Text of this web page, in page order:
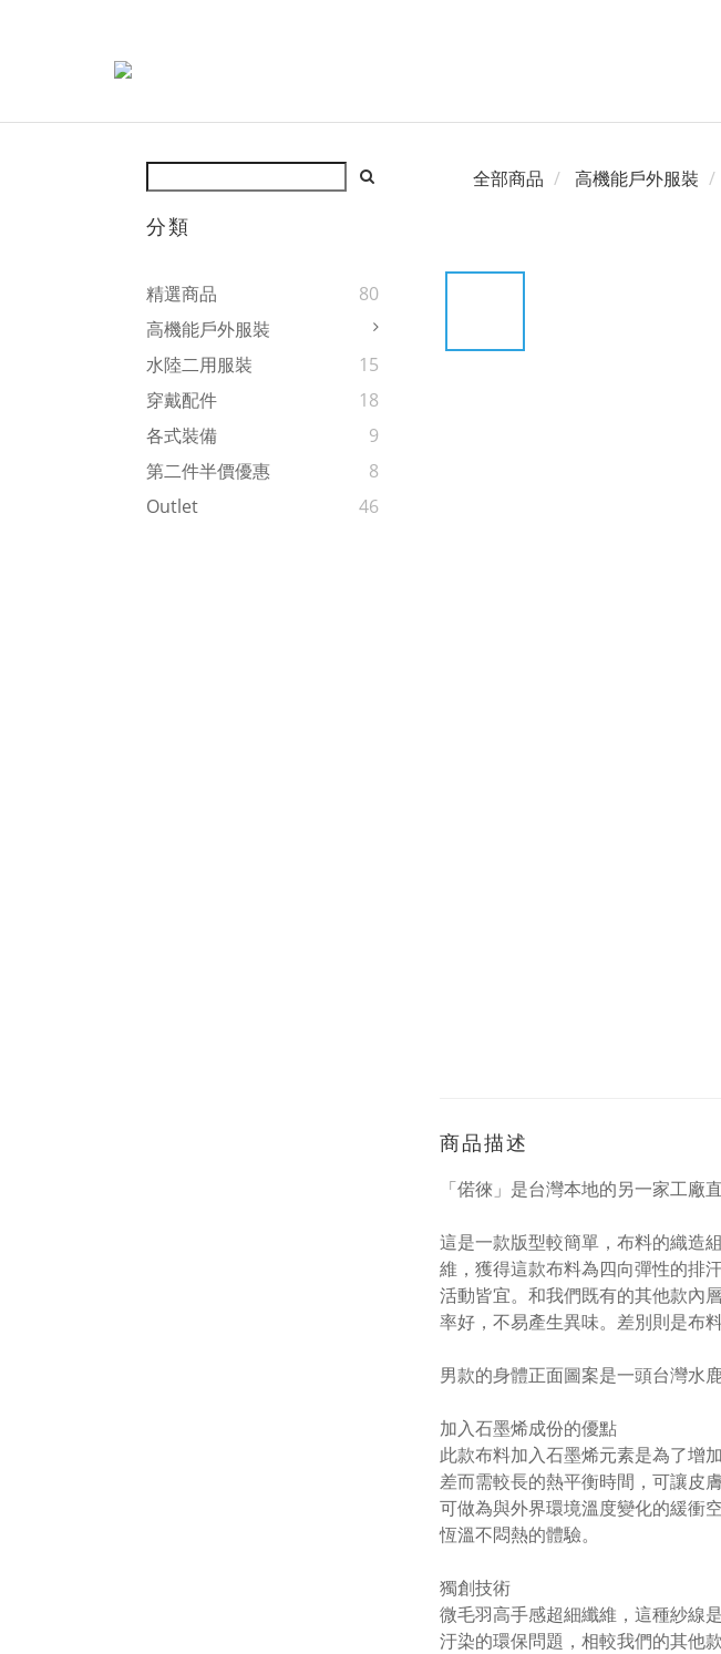
分類
精選商品
80
高機能戶外服裝
水陸二用服裝
15
穿戴配件
18
各式裝備
9
第二件半價優惠
8
Outlet
46
全部商品 高機能戶外服裝
商品描述
「偌徠」是台灣本地的另一家工廠
這是一款版型較簡單，布料的織造
維，獲得這款布料為四向彈性的排
活動皆宜。和我們既有的其他款內
率好，不易產生異味。差別則是布
男款的身體正面圖案是一頭台灣水鹿
加入石墨烯成份的優點
此款布料加入石墨烯元素是為了增
差而需較長的熱平衡時間，可讓皮
可做為與外界環境溫度變化的緩衝
恆溫不悶熱的體驗。
獨創技術
微毛羽高手感超細纖維，這種紗線
汙染的環保問題，相較我們的其他